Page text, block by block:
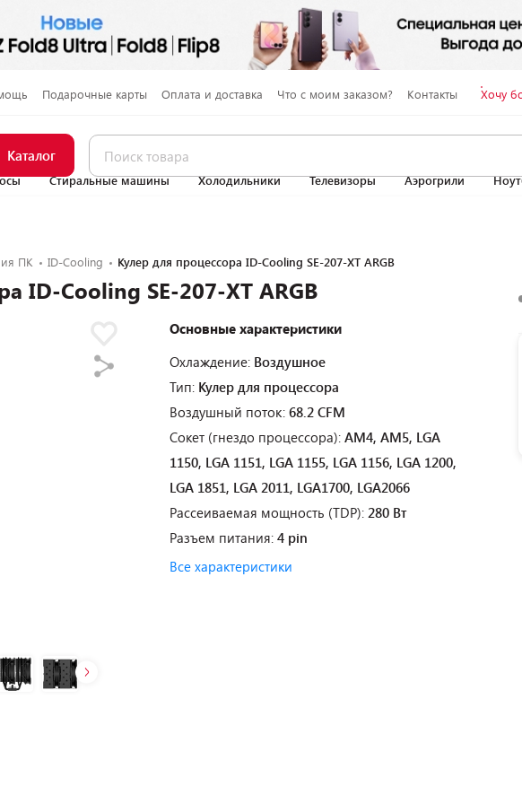
Подарочные карты Оплата и доставка Что с моим заказом? Контакты Хочу
Каталог
Стиральные машины Холодильники Телевизоры Аэрогрили
ПК ID-Cooling Кулер для процессора ID-Cooling SE-207-XT ARGB
ID-Cooling SE-207-XT ARGB
Основные характеристики
Охлаждение: Воздушное
Тип: Кулер для процессора
Воздушный поток: 68.2 CFM
Сокет (гнездо процессора): AM4, AM5, LGA
1150, LGA 1151, LGA 1155, LGA 1156, LGA 1200,
LGA 1851, LGA 2011, LGA1700, LGA2066
Рассеиваемая мощность (TDP): 280 Вт
Разъем питания: 4 pin
Все характеристики